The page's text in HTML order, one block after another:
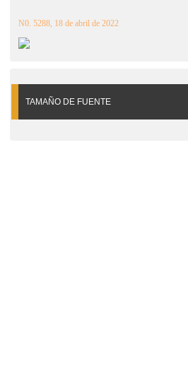
N0. 5288, 18 de abril de 2022
TAMAÑO DE FUENTE